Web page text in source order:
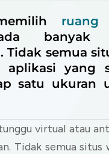
banyak
Tidak semua
aplikasi
satu ukuran
virtual atau
Tidak semua